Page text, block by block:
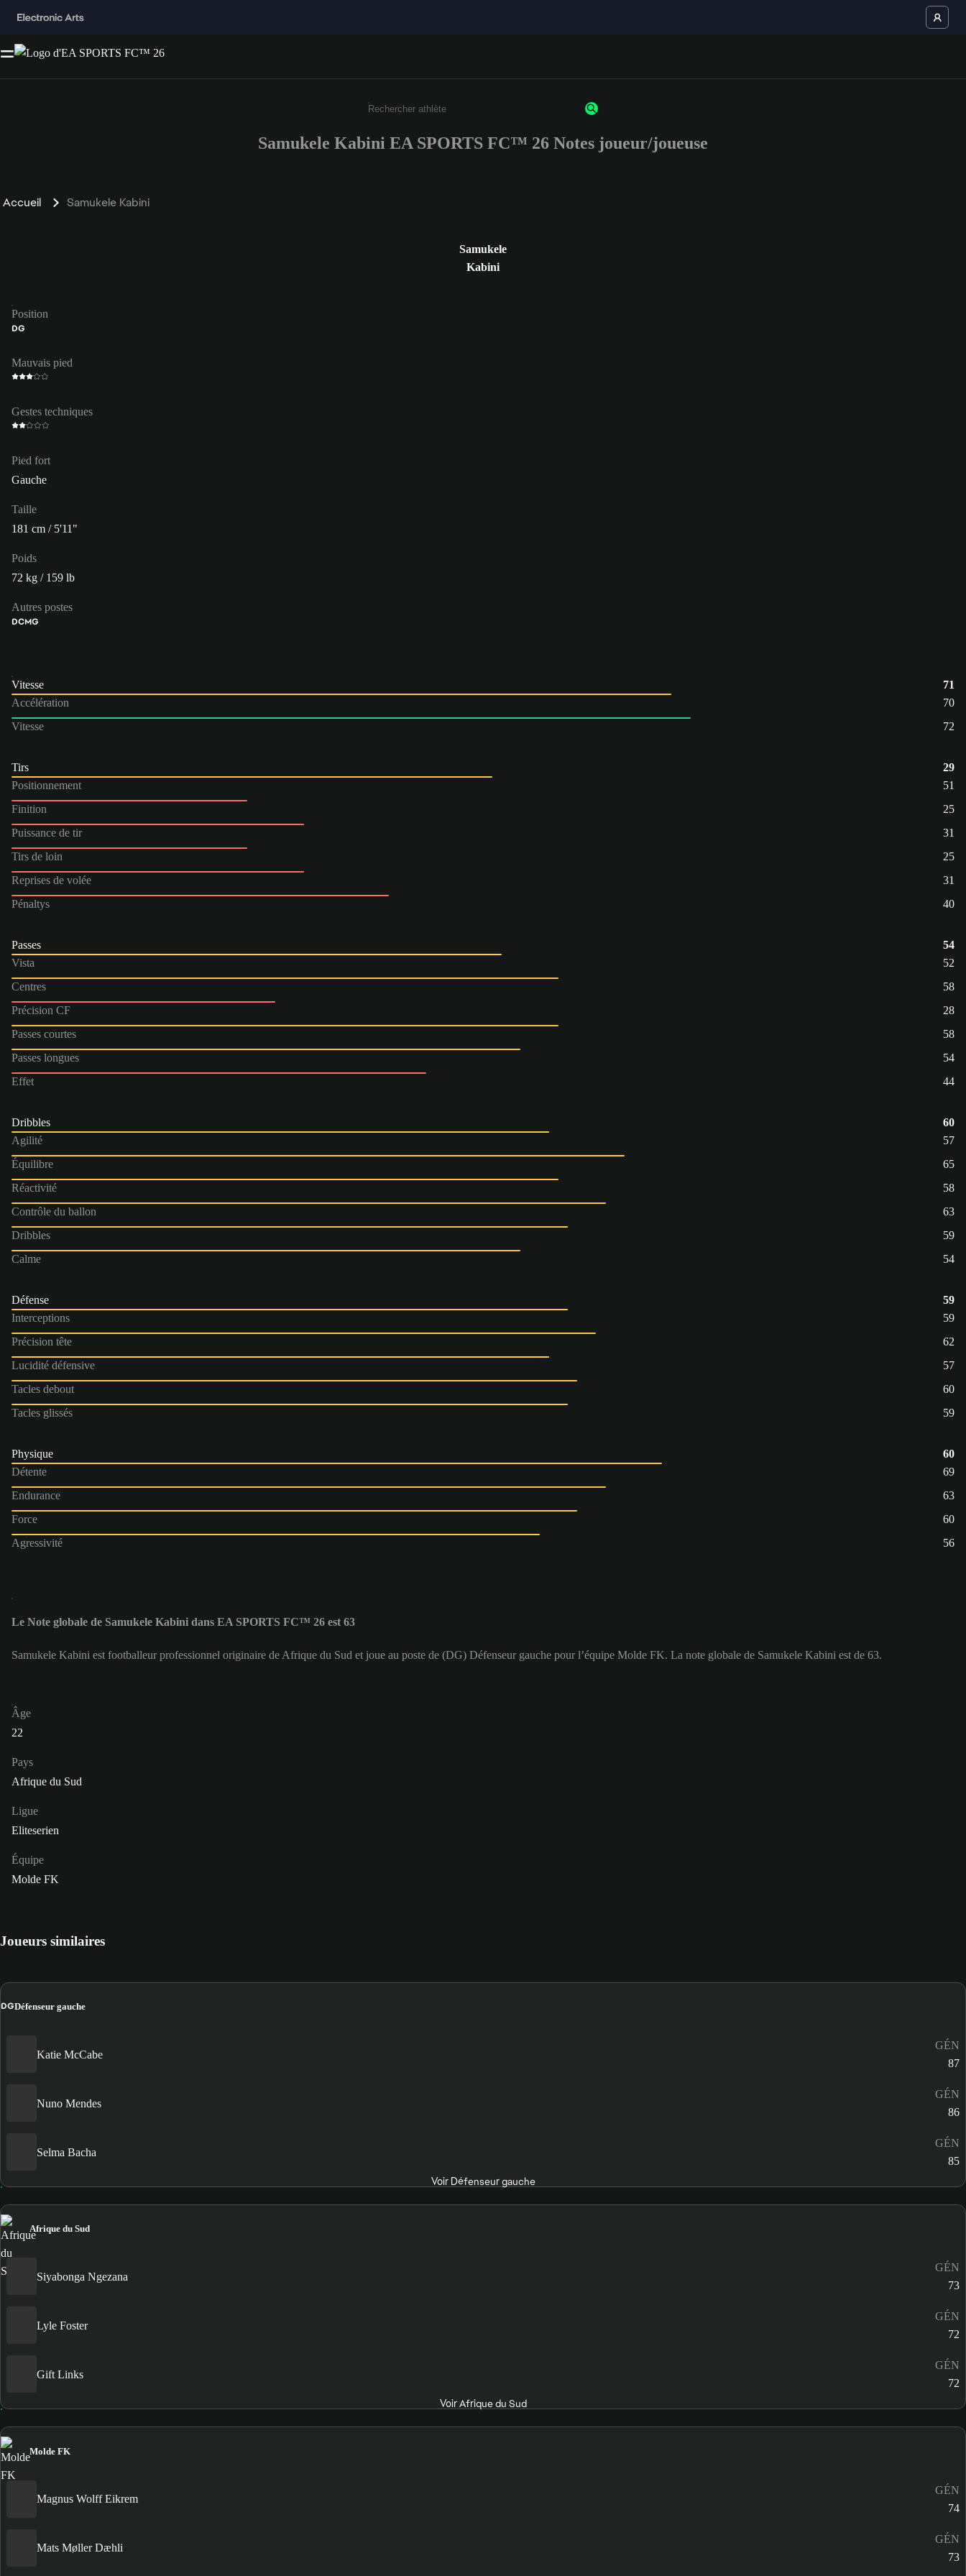
Saisissez au moins 3 caractères ou chiffres.
Samukele Kabini EA SPORTS FC™ 26 Notes joueur/joueuse
Accueil Samukele Kabini
Samukele
Kabini
Position
DG
Mauvais pied
Gestes techniques
Pied fort
Gauche
Taille
181 cm / 5'11"
Poids
72 kg / 159 lb
Autres postes
DCMG
Vitesse
71
Accélération
70
Vitesse
72
Tirs
29
Positionnement
51
Finition
25
Puissance de tir
31
Tirs de loin
25
Reprises de volée
31
Pénaltys
40
Passes
54
Vista
52
Centres
58
Précision CF
28
Passes courtes
58
Passes longues
54
Effet
44
Dribbles
60
Agilité
57
Équilibre
65
Réactivité
58
Contrôle du ballon
63
Dribbles
59
Calme
54
Défense
59
Interceptions
59
Précision tête
62
Lucidité défensive
57
Tacles debout
60
Tacles glissés
59
Physique
60
Détente
69
Endurance
63
Force
60
Agressivité
56
Le Note globale de Samukele Kabini dans EA SPORTS FC™ 26 est 63
Samukele Kabini est footballeur professionnel originaire de Afrique du Sud et joue au poste de (DG) Défenseur gauche pour l’équipe Molde FK. La note globale de Samukele Kabini est de 63.
Âge
22
Pays
Afrique du Sud
Ligue
Eliteserien
Équipe
Molde FK
Joueurs similaires
DGDéfenseur gauche
Katie McCabe
GÉN
87
Nuno Mendes
GÉN
86
Selma Bacha
GÉN
85
Voir Défenseur gauche
Afrique du Sud
Siyabonga Ngezana
GÉN
73
Lyle Foster
GÉN
72
Gift Links
GÉN
72
Voir Afrique du Sud
Molde FK
Magnus Wolff Eikrem
GÉN
74
Mats Møller Dæhli
GÉN
73